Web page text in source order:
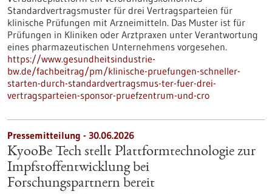
Standardvertragsmuster für drei Vertragsparteien für
klinische Prüfungen mit Arzneimitteln. Das Muster ist für
Prüfungen in Kliniken oder Arztpraxen unter Verantwortung
eines pharmazeutischen Unternehmens vorgesehen.
https://www.gesundheitsindustrie-
bw.de/fachbeitrag/pm/klinische-pruefungen-schneller-
starten-durch-standardvertragsmus-ter-fuer-drei-
vertragsparteien-sponsor-pruefzentrum-und-cro
Pressemitteilung - 30.06.2026
KyooBe Tech stellt Plattformtechnologie zur
Impfstoffentwicklung bei
Forschungspartnern bereit